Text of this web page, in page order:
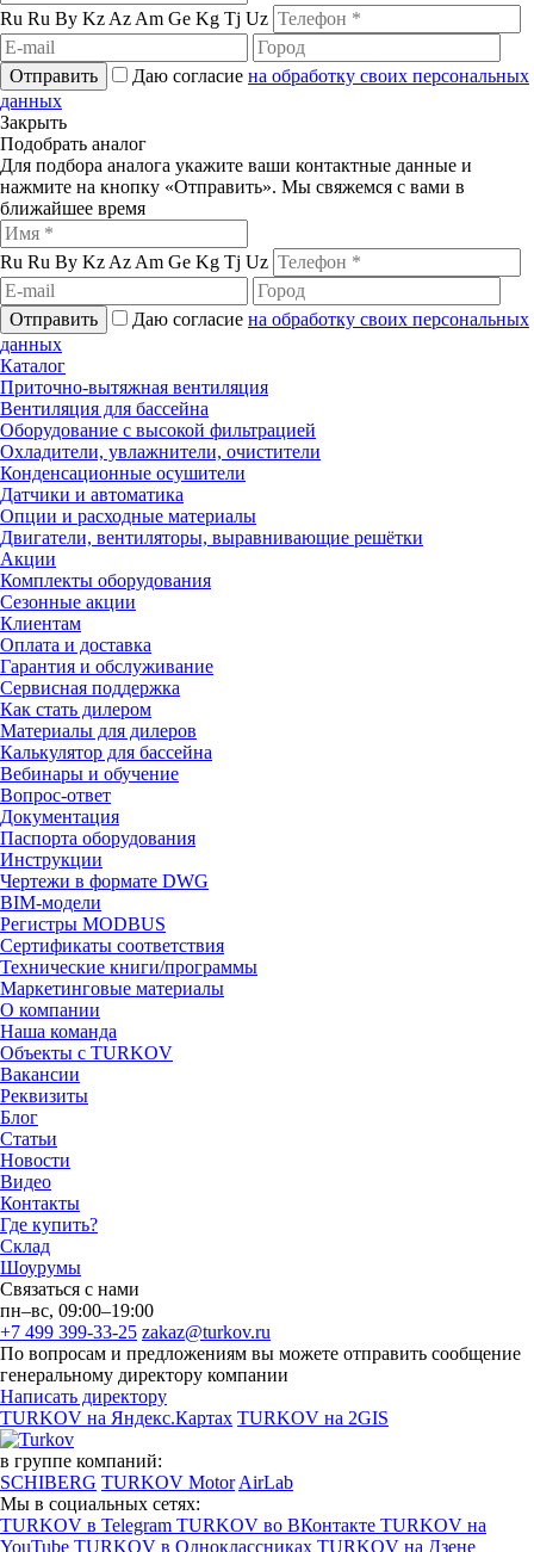
Ru Ru By Kz Az Am Ge Kg Tj Uz
Отправить Даю согласие на обработку своих персональных
данных
Закрыть
Подобрать аналог
Для подбора аналога укажите ваши контактные данные и
нажмите на кнопку «Отправить». Мы свяжемся с вами в
ближайшее время
Ru Ru By Kz Az Am Ge Kg Tj Uz
Отправить Даю согласие на обработку своих персональных
данных
Каталог
Приточно-вытяжная вентиляция
Вентиляция для бассейна
Оборудование с высокой фильтрацией
Охладители, увлажнители, очистители
Конденсационные осушители
Датчики и автоматика
Опции и расходные материалы
Двигатели, вентиляторы, выравнивающие решётки
Акции
Комплекты оборудования
Сезонные акции
Клиентам
Оплата и доставка
Гарантия и обслуживание
Сервисная поддержка
Как стать дилером
Материалы для дилеров
Калькулятор для бассейна
Вебинары и обучение
Вопрос-ответ
Документация
Паспорта оборудования
Инструкции
Чертежи в формате DWG
BIM-модели
Регистры MODBUS
Сертификаты соответствия
Технические книги/программы
Маркетинговые материалы
О компании
Наша команда
Объекты с TURKOV
Вакансии
Реквизиты
Блог
Статьи
Новости
Видео
Контакты
Где купить?
Склад
Шоурумы
Связаться с нами
пн–вс, 09:00–19:00
+7 499 399-33-25 zakaz@turkov.ru
По вопросам и предложениям вы можете отправить сообщение
генеральному директору компании
Написать директору
TURKOV на Яндекс.Картах TURKOV на 2GIS
в группе компаний:
SCHIBERG TURKOV Motor AirLab
Мы в социальных сетях:
TURKOV в Telegram TURKOV во ВКонтакте TURKOV на
YouTube TURKOV в Одноклассниках TURKOV на Дзене